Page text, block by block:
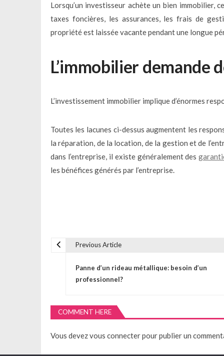
Lorsqu’un investisseur achète un bien
taxes foncières, les assurances, les frais de
propriété est laissée vacante pendant une longue
L’immobilier demande
L’investissement immobilier implique d’énormes
Toutes les lacunes ci-dessus augmentent les
la réparation, de la location, de la gestion et de
dans l’entreprise, il existe généralement des
les bénéfices générés par l’entreprise.
v
i
Previous Article
Panne d’un rideau métallique: besoin d’un
professionnel?
COMMENT HERE
Vous devezvous connecterpour publier un